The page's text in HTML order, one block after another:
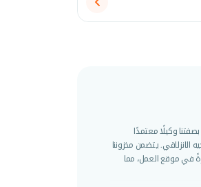
وكيلًا معتمدًا
يتضمن مخزوننا
في موقع العمل، مما